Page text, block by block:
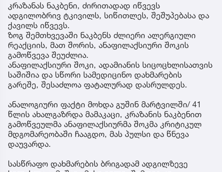
კრაზანას ნაკბენი, ძირითადად იწვევს
ადგილობრივ ტკივილს, სიწითლეს, შეშუპებასა და
ქავილს იწვევს.
ზოგ შემთხვევაში ნაკბენს ძლიერი ალერგიული
რეაქციის, მათ შორის, ანაფილაქსიური შოკის
გამოწვევა შეუძლია.
ანაფილაქსიური შოკი, ადამიანის სიცოცხლისათვის
საშიშია და სწორი სამედიცინო დახმარების
გარეშე, შესაძლოა ფატალურად დასრულდეს.
ანალოგიური ფაქტი მოხდა გუშინ მარტვილში/ 41
წლის ახალგაზრდა მამაკაცი, კრაზანის ნაკბენით
გამოწვეულმა ანაფილაქსიურმა შოკმა კრიტიკულ
მდგომარეობაში ჩააგდო, მას პულსი და წნევა
დაუვარდა.
სასწრაფო დახმარების ბრიგადამ ადგილზევე